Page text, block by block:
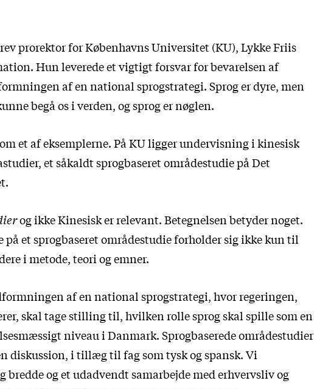
prorektor for Københavns Universitet (KU), Lykke Friis
. Hun leverede et vigtigt forsvar for bevarelsen af
af en national sprogstrategi. Sprog er dyre, men
begå os i verden, og sprog er nøglen.
et af eksemplerne. På KU ligger undervisning i kinesisk
et såkaldt sprogbaseret områdestudie på Det
og ikke Kinesisk er relevant. Betegnelsen betyder noget.
på et sprogbaseret områdestudie forholder sig ikke kun til
i metode, teori og emner.
af en national sprogstrategi, hvor regeringen,
skal tage stilling til, hvilken rolle sprog skal spille som en
niveau i Danmark. Sprogbaserede områdestudier
diskussion, i tillæg til fag som tysk og spansk. Vi
bredde og et udadvendt samarbejde med erhvervsliv og